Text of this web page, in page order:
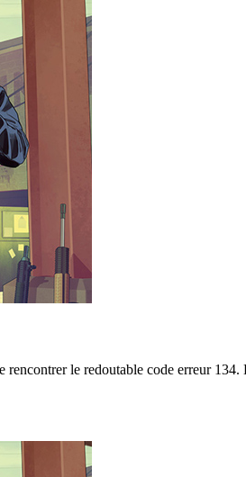
le redoutable code erreur